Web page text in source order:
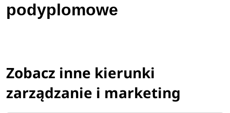
podyplomowe
Zobacz inne kierunki
zarządzanie i marketing